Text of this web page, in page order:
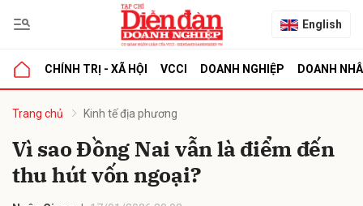
English
CHÍNH TRỊ - XÃ HỘI VCCI DOANH NGHIỆP DOANH
Trang chủ Kinh tế địa phương
Vì sao Đồng Nai vẫn là điểm đến
thu hút vốn ngoại?
luận